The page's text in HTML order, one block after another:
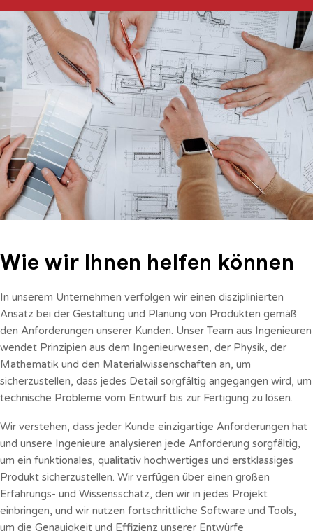
Wie wir Ihnen helfen können
In unserem Unternehmen verfolgen wir einen disziplinierten
Ansatz bei der Gestaltung und Planung von Produkten gemäß
den Anforderungen unserer Kunden. Unser Team aus Ingenieuren
wendet Prinzipien aus dem Ingenieurwesen, der Physik, der
Mathematik und den Materialwissenschaften an, um
sicherzustellen, dass jedes Detail sorgfältig angegangen wird, um
technische Probleme vom Entwurf bis zur Fertigung zu lösen.
Wir verstehen, dass jeder Kunde einzigartige Anforderungen hat
und unsere Ingenieure analysieren jede Anforderung sorgfältig,
um ein funktionales, qualitativ hochwertiges und erstklassiges
Produkt sicherzustellen. Wir verfügen über einen großen
Erfahrungs- und Wissensschatz, den wir in jedes Projekt
einbringen, und wir nutzen fortschrittliche Software und Tools,
um die Genauigkeit und Effizienz unserer Entwürfe